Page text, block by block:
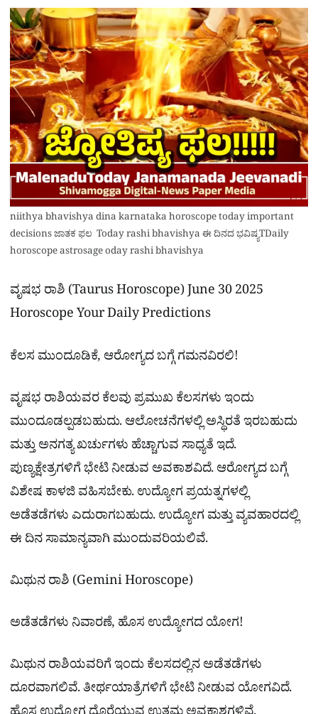
niithya bhavishya dina karnataka horoscope today important
decisions ಜಾತಕ ಫಲ Today rashi bhavishya ಈ ದಿನದ ಭವಿಷ್ಯTDaily
horoscope astrosage oday rashi bhavishya
ವೃಷಭ ರಾಶಿ (Taurus Horoscope) June 30 2025
Horoscope Your Daily Predictions
ಕೆಲಸ ಮುಂದೂಡಿಕೆ, ಆರೋಗ್ಯದ ಬಗ್ಗೆ ಗಮನವಿರಲಿ!
ವೃಷಭ ರಾಶಿಯವರ ಕೆಲವು ಪ್ರಮುಖ ಕೆಲಸಗಳು ಇಂದು
ಮುಂದೂಡಲ್ಪಡಬಹುದು. ಆಲೋಚನೆಗಳಲ್ಲಿ ಅಸ್ಥಿರತೆ ಇರಬಹುದು
ಮತ್ತು ಅನಗತ್ಯ ಖರ್ಚುಗಳು ಹೆಚ್ಚಾಗುವ ಸಾಧ್ಯತೆ ಇದೆ.
ಪುಣ್ಯಕ್ಷೇತ್ರಗಳಿಗೆ ಭೇಟಿ ನೀಡುವ ಅವಕಾಶವಿದೆ. ಆರೋಗ್ಯದ ಬಗ್ಗೆ
ವಿಶೇಷ ಕಾಳಜಿ ವಹಿಸಬೇಕು. ಉದ್ಯೋಗ ಪ್ರಯತ್ನಗಳಲ್ಲಿ
ಅಡೆತಡೆಗಳು ಎದುರಾಗಬಹುದು. ಉದ್ಯೋಗ ಮತ್ತು ವ್ಯವಹಾರದಲ್ಲಿ
ಈ ದಿನ ಸಾಮಾನ್ಯವಾಗಿ ಮುಂದುವರಿಯಲಿವೆ.
ಮಿಥುನ ರಾಶಿ (Gemini Horoscope)
ಅಡೆತಡೆಗಳು ನಿವಾರಣೆ, ಹೊಸ ಉದ್ಯೋಗದ ಯೋಗ!
ಮಿಥುನ ರಾಶಿಯವರಿಗೆ ಇಂದು ಕೆಲಸದಲ್ಲಿನ ಅಡೆತಡೆಗಳು
ದೂರವಾಗಲಿವೆ. ತೀರ್ಥಯಾತ್ರೆಗಳಿಗೆ ಭೇಟಿ ನೀಡುವ ಯೋಗವಿದೆ.